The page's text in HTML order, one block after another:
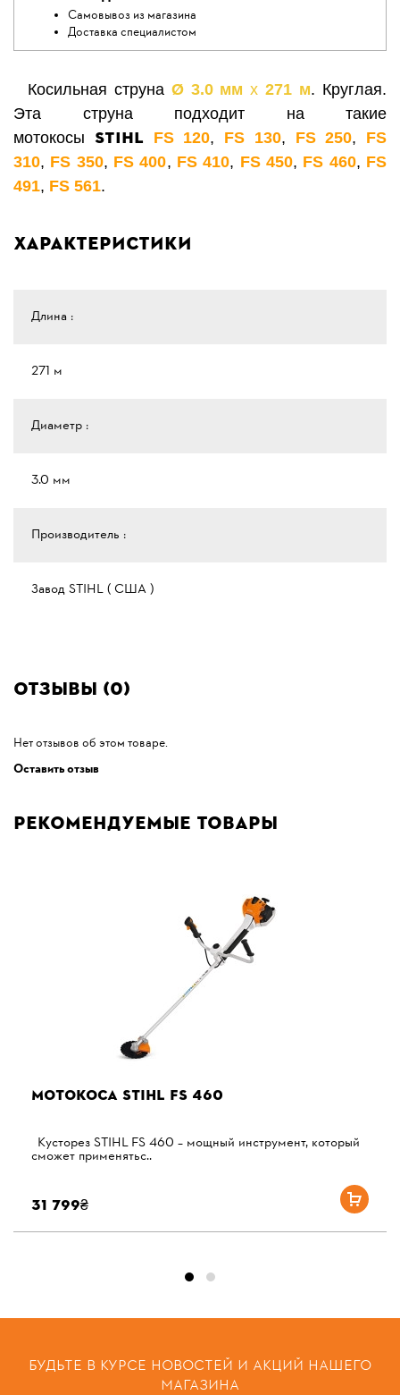
Самовывоз из магазина
Доставка специалистом
Косильная струна Ø 3.0 мм х271 м. Круглая.
Эта струна подходит на такие
мотокосы STIHL FS 120, FS 130, FS 250,
FS
310, FS 350, FS 400, FS 410, FS 450, FS 460, FS
491, FS 561.
Характеристики
Длина :
271 м
Диаметр :
3.0 мм
Производитель :
Завод STIHL ( США )
Отзывы (0)
Нет отзывов об этом товаре.
Оставить отзыв
Рекомендуемые товары
МОТОКОСА STIHL FS 460
Кусторез STIHL FS 460 – мощный инструмент, который
сможет применятьс..
31 799₴
БУДЬТЕ В КУРСЕ НОВОСТЕЙ И АКЦИЙ НАШЕГО
МАГАЗИНА